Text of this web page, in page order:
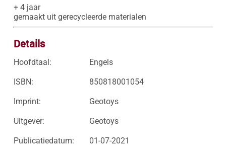
+ 4 jaar
gemaakt uit gerecycleerde materialen
Details
Hoofdtaal: Engels
ISBN: 850818001054
Imprint: Geotoys
Uitgever: Geotoys
Publicatiedatum: 01-07-2021